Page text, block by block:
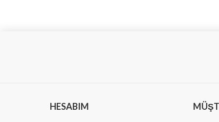
HESABIM